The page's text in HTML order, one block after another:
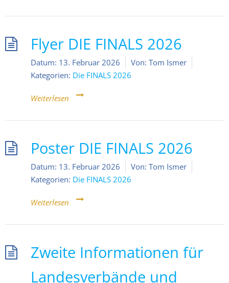
Flyer DIE FINALS 2026
Datum: 13. Februar 2026 Von: Tom Ismer
Kategorien: Die FINALS 2026
Weiterlesen
Poster DIE FINALS 2026
Datum: 13. Februar 2026 Von: Tom Ismer
Kategorien: Die FINALS 2026
Weiterlesen
Zweite Informationen für
Landesverbände und